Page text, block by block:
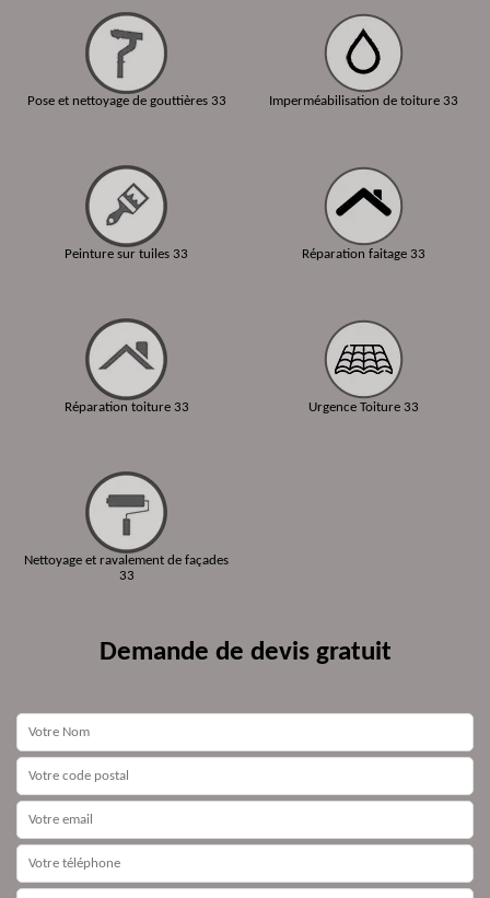
Pose et nettoyage de gouttières 33
Peinture sur tuiles 33
Réparation toiture 33
Nettoyage et ravalement de façades
33
Imperméabilisation de toiture 33
Réparation faitage 33
Urgence Toiture 33
Demande de devis gratuit